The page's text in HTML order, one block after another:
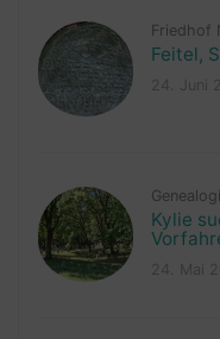
Friedhof
Feitel,
Kylie